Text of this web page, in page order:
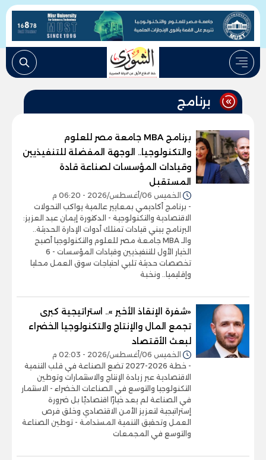
برنامج
برنامج MBA جامعة مصر للعلوم
والتكنولوجيا.. الوجهة المفضلة للتنفيذيين
وقيادات المؤسسات لصناعة قادة
المستقبل
الخميس 06/أغسطس/2026 - 06:20 م
- برنامج أكاديمي بمعايير عالمية يواكب التحولات
الاقتصادية والتكنولوجية - الدكتورة إيمان عبد العزيز:
البرنامج يبني قيادات تمتلك أدوات الإدارة الحديثة..
والـ MBA جامعة مصر للعلوم والتكنولوجيا أصبح
الخيار الأول للتنفيذيين وقيادات المؤسسات - 6
تخصصات حديثة تلبي احتياجات سوق العمل محليا
وإقليميا.. ونخبة
«شفرة الإنقاذ الأخير ».. استراتيجية كبرى
تجمع المال والإنتاج والتكنولوجيا الخضراء
لبعث الأقتصاد
الخميس 06/أغسطس/2026 - 02:03 م
- خطة 2026-2027 تضع الصناعة في قلب التنمية
الاقتصادية عبر زيادة الإنتاج والاستثمارات وتوطين
التكنولوجيا والتوسع في الصناعات الخضراء - الاستثمار
في الصناعة لم يعد خيارًا اقتصاديًا بل ضرورة
إستراتيجية لتعزيز الأمن الاقتصادي وخلق فرص
العمل وتحقيق التنمية المستدامة - توطين الصناعة
والتوسع في المجمعات